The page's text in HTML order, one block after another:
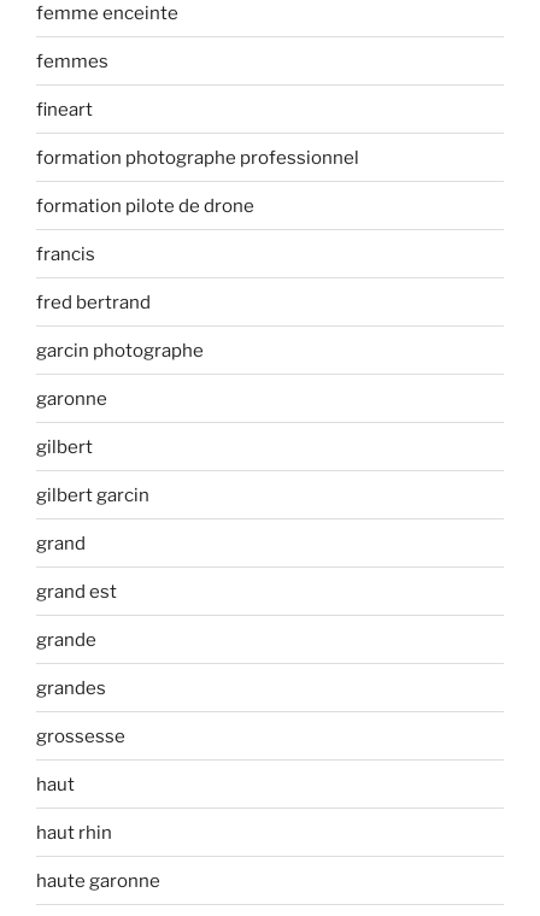
femme enceinte
femmes
fineart
formation photographe professionnel
formation pilote de drone
francis
fred bertrand
garcin photographe
garonne
gilbert
gilbert garcin
grand
grand est
grande
grandes
grossesse
haut
haut rhin
haute garonne